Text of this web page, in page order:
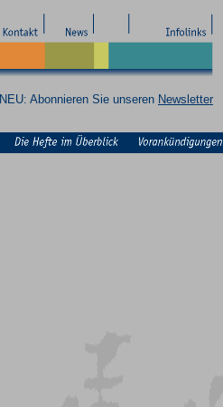
NEU: Abonnieren Sie unseren Newsletter